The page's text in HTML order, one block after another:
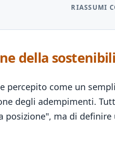
RIASSUMI
della
come un
degli adempimenti.
ma di definire